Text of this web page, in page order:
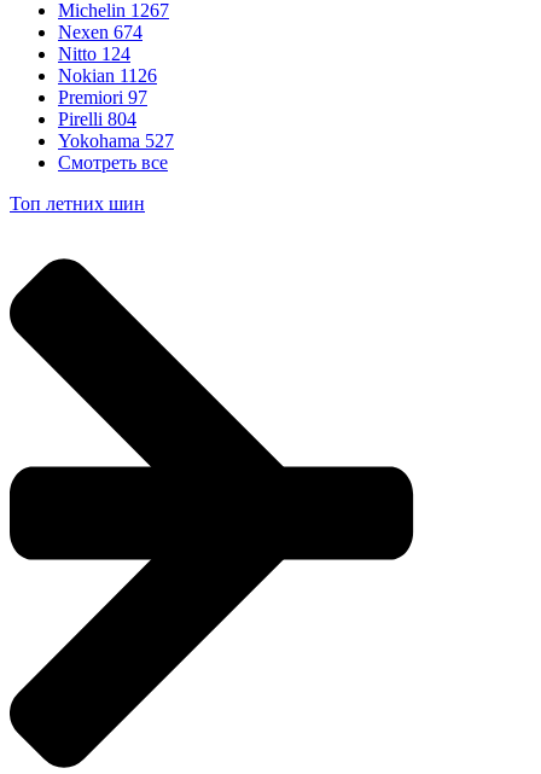
Michelin 1267
Nexen 674
Nitto 124
Nokian 1126
Premiori 97
Pirelli 804
Yokohama 527
Смотреть все
Топ летних шин